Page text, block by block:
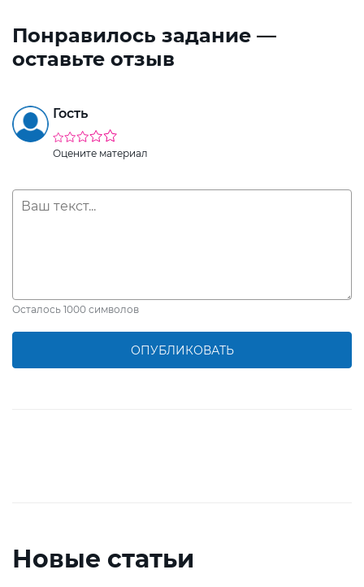
Понравилось задание —
оставьте отзыв
Гость
Оцените материал
Осталось 1000 символов
ОПУБЛИКОВАТЬ
Новые статьи